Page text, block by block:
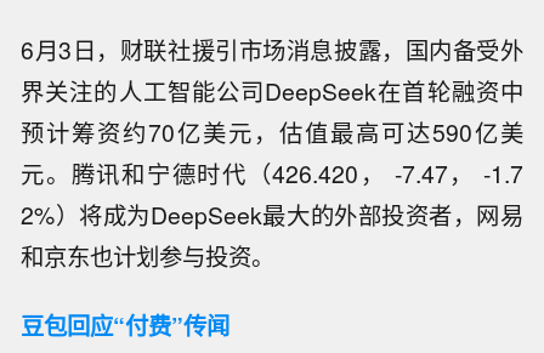
6月3日，财联社援引市场消息披露，国内备受外
界关注的人工智能公司DeepSeek在首轮融资中
预计筹资约70亿美元，估值最高可达590亿美
元。腾讯和宁德时代（426.420， -7.47， -1.7
2%）将成为DeepSeek最大的外部投资者，网易
和京东也计划参与投资。
豆包回应“付费”传闻